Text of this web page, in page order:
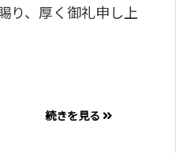
り、厚く御礼申し上
続きを見る